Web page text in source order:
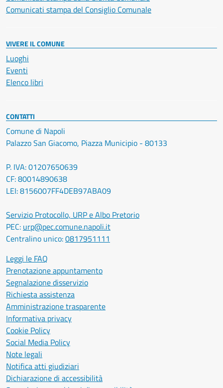
Comunicati stampa del Consiglio Comunale
VIVERE IL COMUNE
Luoghi
Eventi
Elenco libri
CONTATTI
Comune di Napoli
Palazzo San Giacomo, Piazza Municipio - 80133
P. IVA: 01207650639
CF: 80014890638
LEI: 8156007FF4DEB97ABA09
Servizio Protocollo, URP e Albo Pretorio
PEC: urp@pec.comune.napoli.it
Centralino unico:0817951111
Leggi le FAQ
Prenotazione appuntamento
Segnalazione disservizio
Richiesta assistenza
Amministrazione trasparente
Informativa privacy
Cookie Policy
Social Media Policy
Note legali
Notifica atti giudiziari
Dichiarazione di accessibilità